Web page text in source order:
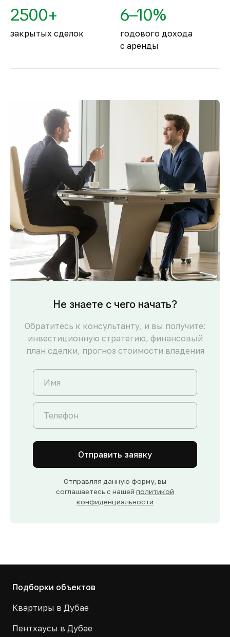
2500+
закрытых сделок
6–10%
годового дохода
с аренды
Не знаете с чего начать?
Обратитесь к консультанту, и вы получите:
инвестиционную стратегию, финансовый
план сделки, прогноз стоимости владения
Отправить заявку
Отправляя данную форму, вы
соглашаетесь с нашей политикой
конфиденциальности
Подборки объектов
Квартиры в Дубае
Пентхаусы в Дубае